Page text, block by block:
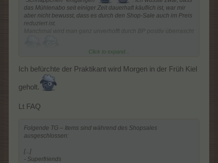
das Mühlenabo seit einiger Zeit dauerhaft käuflich ist, war mir
aber nicht bewusst, dass es durch den Shop-Sale auch im Preis
reduziert ist.
Manchmal wird man ganz unverhofft durch BP positiv überrascht
Click to expand...
Ich befürchte der Praktikant wird Morgen in der Früh Kiel
geholt.
Lt FAQ
Folgende TG – Items sind während des Shopsales
ausgeschlossen:
[...]
- Superfriends